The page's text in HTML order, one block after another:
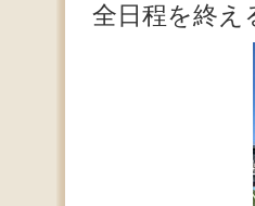
全日程を終え